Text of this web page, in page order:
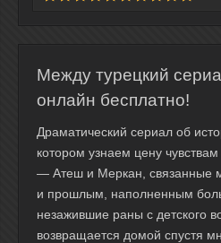
Между турецкий
онлайн бесплатно!
Драматический сериал об
котором узнаем цену
— Атеш и Меркан, связанные
и прошлым, наполненным
незажившие раны с детского
возвращается домой спустя